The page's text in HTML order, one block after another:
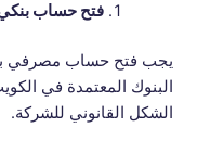
فتح حساب
يجب فتح حساب مصرفي
البنوك المعتمدة في
الشكل القانوني للشركة.